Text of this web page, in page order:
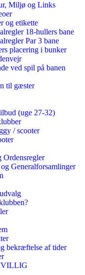
Miljø og Links
og etikette
18-hullers bane
Par 3 bane
placering i bunker
ved spil på banen
til gæster
(uge 27-32)
/ scooter
Ordensregler
Generalforsamlinger
bekræftelse af tider